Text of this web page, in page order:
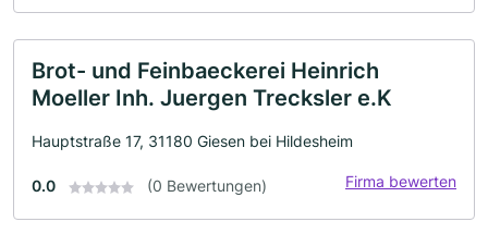
Brot- und Feinbaeckerei Heinrich
Moeller Inh. Juergen Trecksler e.K
Hauptstraße 17, 31180 Giesen bei Hildesheim
0.0 (0 Bewertungen) Firma bewerten